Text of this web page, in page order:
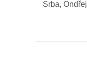
Srba, Ondřej